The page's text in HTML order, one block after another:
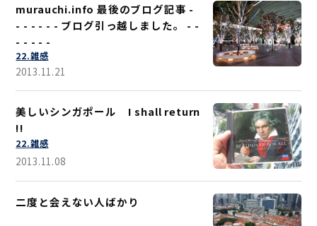
murauchi.info 最後のブログ記事 -
- - - - - - ブログ引っ越しました。 - -
- - - - -
22.雑感
2013.11.21
美しいシンガポール I shall return
!!
22.雑感
2013.11.08
二度と会えない人ばかり